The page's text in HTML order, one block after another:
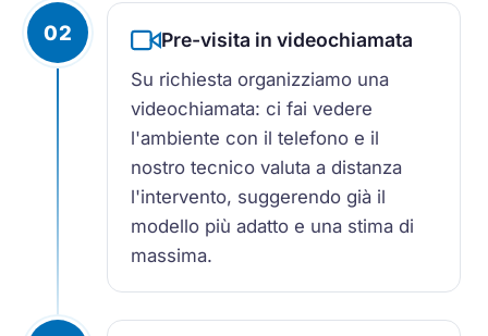
02 Pre-visita in videochiamata
Su richiesta organizziamo una
videochiamata: ci fai vedere
l'ambiente con il telefono e il
nostro tecnico valuta a distanza
l'intervento, suggerendo già il
modello più adatto e una stima di
massima.